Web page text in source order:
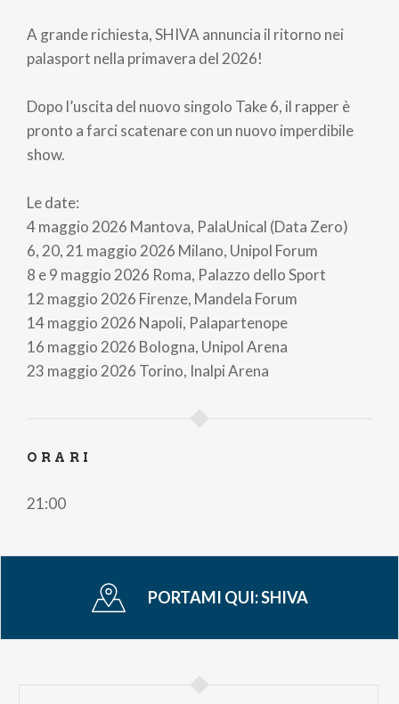
di
pane
A grande richiesta, SHIVA annuncia il ritorno nei
palasport nella primavera del 2026!
Dopo l’uscita del nuovo singolo Take 6, il rapper è
pronto a farci scatenare con un nuovo imperdibile
show.
Le date:
4 maggio 2026 Mantova, PalaUnical (Data Zero)
6, 20, 21 maggio 2026 Milano, Unipol Forum
8 e 9 maggio 2026 Roma, Palazzo dello Sport
12 maggio 2026 Firenze, Mandela Forum
14 maggio 2026 Napoli, Palapartenope
16 maggio 2026 Bologna, Unipol Arena
23 maggio 2026 Torino, Inalpi Arena
ORARI
21:00
PORTAMI QUI:SHIVA